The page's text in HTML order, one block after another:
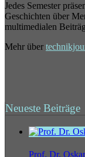
Jedes Semester
Geschichten über
multimedialen
Mehr über
Neueste Beiträge
Prof. Dr.